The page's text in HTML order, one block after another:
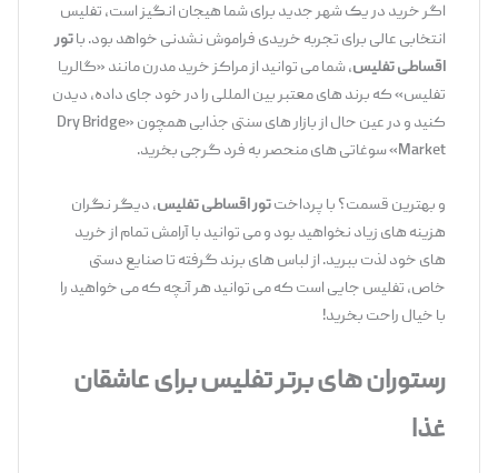
اگر خرید در یک شهر جدید برای شما هیجان ‌انگیز است، تفلیس
انتخابی عالی برای تجربه خریدی فراموش ‌نشدنی خواهد بود. با تور
اقساطی تفلیس، شما می‌ توانید از مراکز خرید مدرن مانند «گالریا
تفلیس» که برند های معتبر بین‌ المللی را در خود جای داده، دیدن
کنید و در عین حال از بازار های سنتی جذابی همچون «Dry Bridge
Market» سوغاتی ‌های منحصر به فرد گرجی بخرید.
و بهترین قسمت؟ با پرداختتور اقساطی تفلیس، دیگر نگران
هزینه ‌های زیاد نخواهید بود و می ‌توانید با آرامش تمام از خرید
های خود لذت ببرید. از لباس ‌های برند گرفته تا صنایع دستی
خاص، تفلیس جایی است که می ‌توانید هر آنچه که می ‌خواهید را
با خیال راحت بخرید!
رستوران‌ های برتر تفلیس برای عاشقان